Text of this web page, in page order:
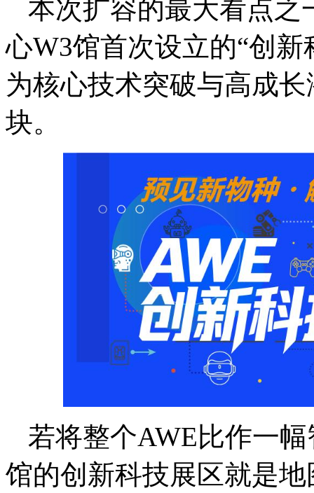
本次扩容的最大看点之
心W3馆首次设立的“创
为核心技术突破与高成
块。
若将整个AWE比作一
馆的创新科技展区就是